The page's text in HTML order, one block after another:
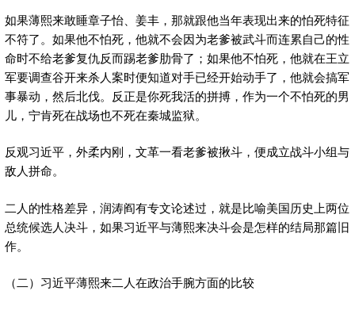
如果薄熙来敢睡章子怡、姜丰，那就跟他当年表现出来的怕死特征
不符了。如果他不怕死，他就不会因为老爹被武斗而连累自己的性
命时不给老爹复仇反而踢老爹肋骨了；如果他不怕死，他就在王立
军要调查谷开来杀人案时便知道对手已经开始动手了，他就会搞军
事暴动，然后北伐。反正是你死我活的拼搏，作为一个不怕死的男
儿，宁肯死在战场也不死在秦城监狱。
反观习近平，外柔内刚，文革一看老爹被揪斗，便成立战斗小组与
敌人拼命。
二人的性格差异，润涛阎有专文论述过，就是比喻美国历史上两位
总统候选人决斗，如果习近平与薄熙来决斗会是怎样的结局那篇旧
作。
（二）习近平薄熙来二人在政治手腕方面的比较